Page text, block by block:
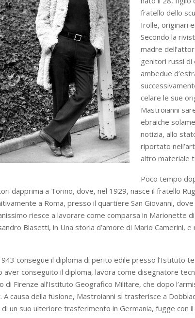
fratello dello
Irolle, originari
Secondo la
madre
genitori russi di
ambedue
celare le sue
Mastroianni
ebraiche
notizia, allo
riportato
altro materiale
Poco tempo
dapprima a Torino, dove, nel 1929, nasce il fratello
a Roma, presso il quartiere San Giovanni,
riesce a lavorare come comparsa in Marionette
Blasetti, in Una storia d’amore di Mario Camerini,
consegue il diploma di perito edile presso l’Istituto
aver conseguito il diploma, lavora come disegnatore
di Firenze all’Istituto Geografico Militare, che dopo
A causa della fusione, Mastroianni si trasferisce a
un suo ulteriore trasferimento in Germania, fugge con